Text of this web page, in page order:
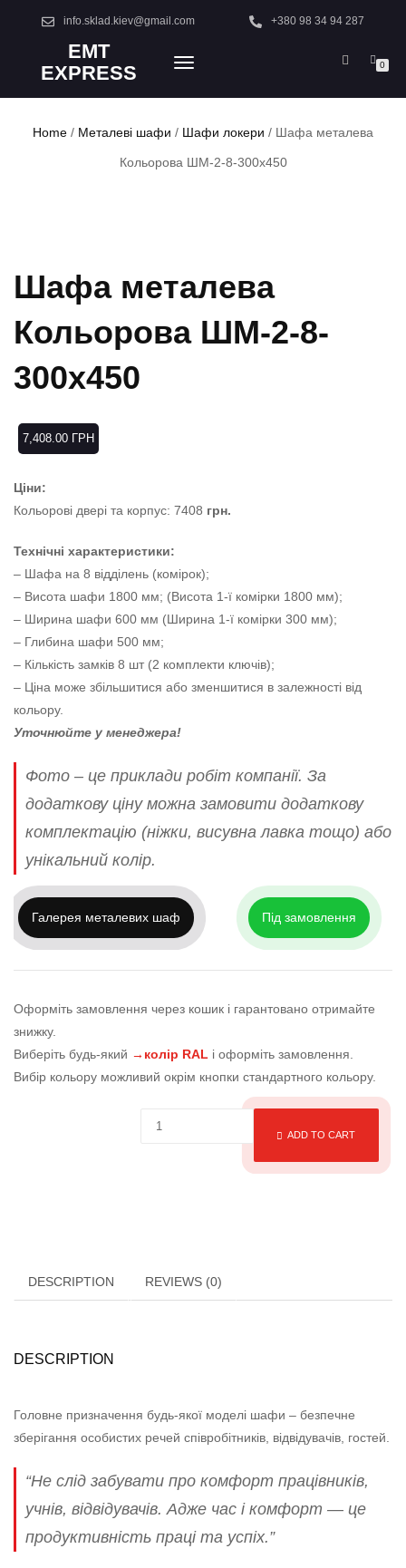
info.sklad.kiev@gmail.com +380 98 34 94 287
EMT
EXPRESS
TOGGLE
0
Home / Металеві шафи / Шафи локери / Шафа металева
Кольорова ШМ-2-8-300х450
Шафа металева
Кольорова ШМ-2-8-
300х450
7,408.00 ГРН
Ціни:
Кольорові двері та корпус: 7408 грн.
Технічні характеристики:
– Шафа на 8 відділень (комірок);
– Висота шафи 1800 мм; (Висота 1-ї комірки 1800 мм);
– Ширина шафи 600 мм (Ширина 1-ї комірки 300 мм);
– Глибина шафи 500 мм;
– Кількість замків 8 шт (2 комплекти ключів);
– Ціна може збільшитися або зменшитися в залежності від
кольору.
Уточнюйте у менеджера!
Фото – це приклади робіт компанії. За
додаткову ціну можна замовити додаткову
комплектацію (ніжки, висувна лавка тощо) або
унікальний колір.
Галерея металевих шаф Під замовлення
Оформіть замовлення через кошик і гарантовано отримайте
знижку.
Виберіть будь-який →колір RAL і оформіть замовлення.
Вибір кольору можливий окрім кнопки стандартного кольору.
ADD TO CART
DESCRIPTION REVIEWS (0)
DESCRIPTION
Головне призначення будь-якої моделі шафи – безпечне
зберігання особистих речей співробітників, відвідувачів, гостей.
“Не слід забувати про комфорт працівників,
учнів, відвідувачів. Адже час і комфорт — це
продуктивність праці та успіх.”